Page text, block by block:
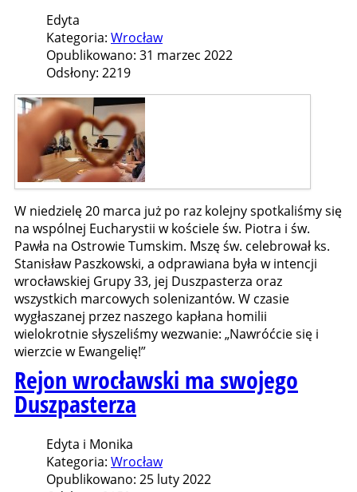
Edyta
Kategoria: Wrocław
Opublikowano: 31 marzec 2022
Odsłony: 2219
W niedzielę 20 marca już po raz kolejny spotkaliśmy się
na wspólnej Eucharystii w kościele św. Piotra i św.
Pawła na Ostrowie Tumskim. Mszę św. celebrował ks.
Stanisław Paszkowski, a odprawiana była w intencji
wrocławskiej Grupy 33, jej Duszpasterza oraz
wszystkich marcowych solenizantów. W czasie
wygłaszanej przez naszego kapłana homilii
wielokrotnie słyszeliśmy wezwanie: „Nawróćcie się i
wierzcie w Ewangelię!”
Rejon wrocławski ma swojego
Duszpasterza
Edyta i Monika
Kategoria: Wrocław
Opublikowano: 25 luty 2022